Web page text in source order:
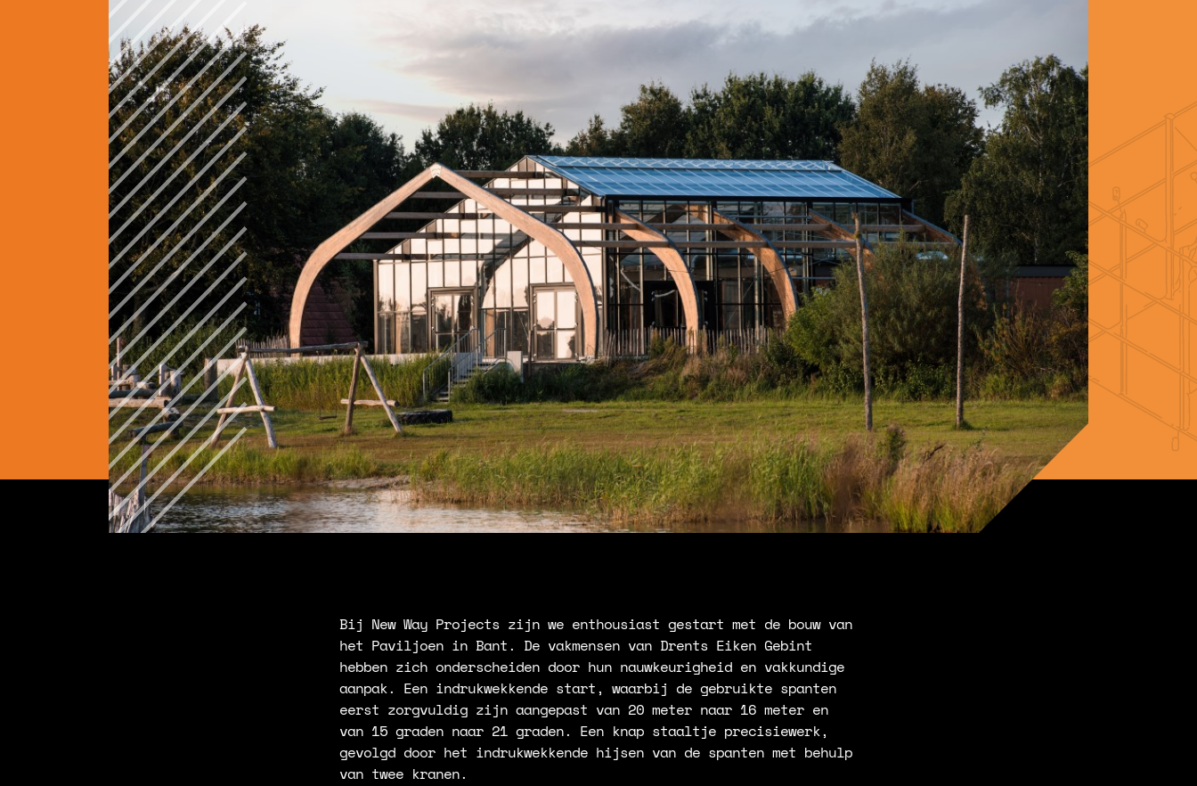
Bij New Way Projects zijn we enthousiast gestart met de bouw van
het Paviljoen in Bant. De vakmensen van Drents Eiken Gebint
hebben zich onderscheiden door hun nauwkeurigheid en vakkundige
aanpak. Een indrukwekkende start, waarbij de gebruikte spanten
eerst zorgvuldig zijn aangepast van 20 meter naar 16 meter en
van 15 graden naar 21 graden. Een knap staaltje precisiewerk,
gevolgd door het indrukwekkende hijsen van de spanten met behulp
van twee kranen.